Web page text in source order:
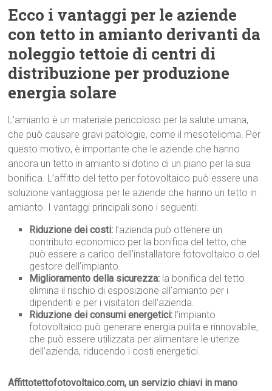
Ecco i vantaggi per le aziende
con tetto in amianto derivanti da
noleggio tettoie di centri di
distribuzione per produzione
energia solare
L’amianto è un materiale pericoloso per la salute umana,
che può causare gravi patologie, come il mesotelioma. Per
questo motivo, è importante che le aziende che hanno
ancora un tetto in amianto si dotino di un piano per la sua
bonifica. L’affitto del tetto per fotovoltaico può essere una
soluzione vantaggiosa per le aziende che hanno un tetto in
amianto. I vantaggi principali sono i seguenti:
Riduzione dei costi: l’azienda può ottenere un
contributo economico per la bonifica del tetto, che
può essere a carico dell’installatore fotovoltaico o del
gestore dell’impianto.
Miglioramento della sicurezza: la bonifica del tetto
elimina il rischio di esposizione all’amianto per i
dipendenti e per i visitatori dell’azienda.
Riduzione dei consumi energetici: l’impianto
fotovoltaico può generare energia pulita e rinnovabile,
che può essere utilizzata per alimentare le utenze
dell’azienda, riducendo i costi energetici.
Affittotettofotovoltaico.com, un servizio chiavi in mano